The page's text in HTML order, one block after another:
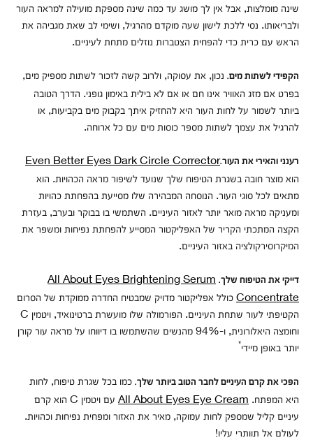
שינה מומלצות, אבל אין לך מושג עד כמה שינה מספקת מועילה למראה העור
ולבריאותו. נסי ללכת לישון שעה מוקדם מהרגיל, ושימי לב שאת מגביהה את
הראש עם כרית כדי להפחית הצטברות נוזלים מתחת לעיניים.
הקפידי לשתות מים. נכון, את עסוקה, ולרוב קשה לזכור לשתות מספיק מים,
בפרט אם מזג האוויר אינו חם או אם לא בילית באימון גופני. הדרך הטובה
ביותר לשמור על לחות העור היא להחזיק איתך בקבוק מים בקביעות, או
להרגיל את עצמך לשתות מספר כוסות מים עם כל ארוחה.
רענני והאירי את העור.Even Better Eyes Dark Circle Corrector
הוא מוצר חובה בשגרת הטיפוח שלך שנועד לשיפור מראה הכהויות. הוא
מתאים לכל סוגי העור. הנוסחה המבהירה שלו מסייעת בהפחתת כהויות
ומעניקה מראה מואר יותר לאזור העיניים. השתמשי בו בבוקר ובערב, בעזרת
הקצה המתכתי הקריר של האפליקטור המסייע להפחתת נפיחות ומשפר את
המיקרוסירקולציה באזור העיניים.
דייקי את הטיפוח שלך. All About Eyes Brightening Serum
Concentrate כולל אפליקטור מדויק שמבטיח החדרה ממוקדת של הסרום
הקטיפתי לעור שתחת העיניים. הפורמולה שלו מועשרת ברטינואיד, ויטמין C
וחומצה היאלורונית, ו-94% מהנשים שהשתמשו בו דיווחו על מראה עור קורן
יותר באופן מיידי*
הפכי את קרם העיניים לחבר הטוב ביותר שלך. כמו בכל שגרת טיפוח, לחות
היא המפתח. All About Eyes Eye Cream
עם ויטמין C הוא קרם
עיניים קליל שמספק לחות עמוקה, מאיר את האזור ומפחית נפיחות וכהויות.
לעולם אל תוותרי עליו!